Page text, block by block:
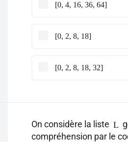
[0, 4, 16, 36, 64]
[0, 2, 8, 18]
[0, 2, 8, 18, 32]
On considère la liste L
compréhension par le